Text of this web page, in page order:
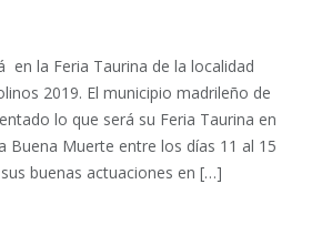
en la Feria Taurina de la localidad
2019. El municipio madrileño de
lo que será su Feria Taurina en
Buena Muerte entre los días 11 al 15
buenas actuaciones en […]